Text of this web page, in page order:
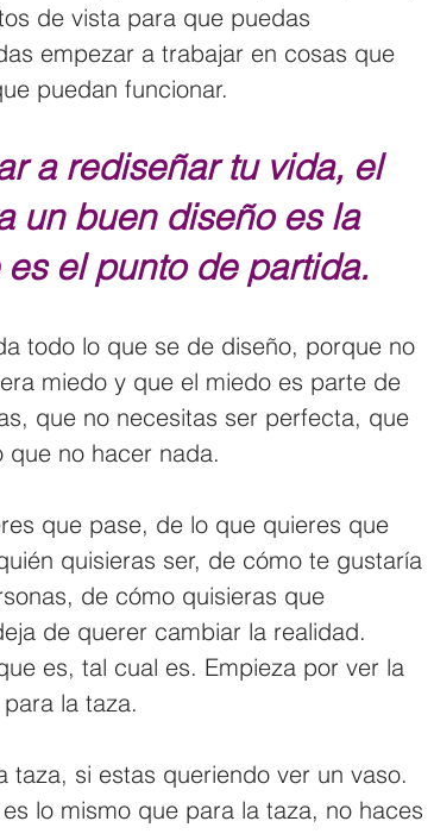
de vista para que puedas
empezar a trabajar en cosas que
puedan funcionar.
a rediseñar tu vida, el
un buen diseño es la
el punto de partida.
todo lo que se de diseño, porque no
miedo y que el miedo es parte de
que no necesitas ser perfecta, que
que no hacer nada.
que pase, de lo que quieres que
quisieras ser, de cómo te gustaría
de cómo quisieras que
de querer cambiar la realidad.
es, tal cual es. Empieza por ver la
la taza.
taza, si estas queriendo ver un vaso.
lo mismo que para la taza, no haces